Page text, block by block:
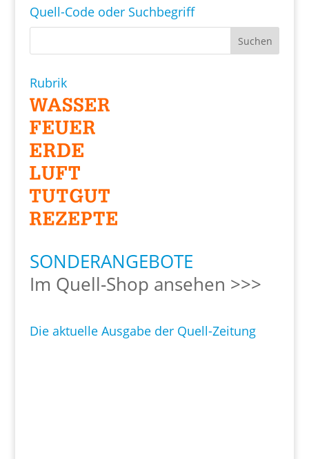
Quell-Code oder Suchbegriff
Rubrik
SONDERANGEBOTE
Im Quell-Shop ansehen >>>
Die aktuelle Ausgabe der Quell-Zeitung